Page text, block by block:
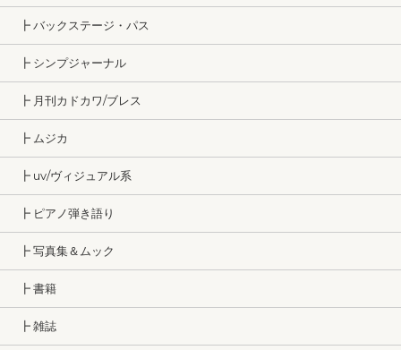
┣ バックステージ・パス
┣ シンプジャーナル
┣ 月刊カドカワ/ブレス
┣ ムジカ
┣ uv/ヴィジュアル系
┣ ピアノ弾き語り
┣ 写真集＆ムック
┣ 書籍
┣ 雑誌